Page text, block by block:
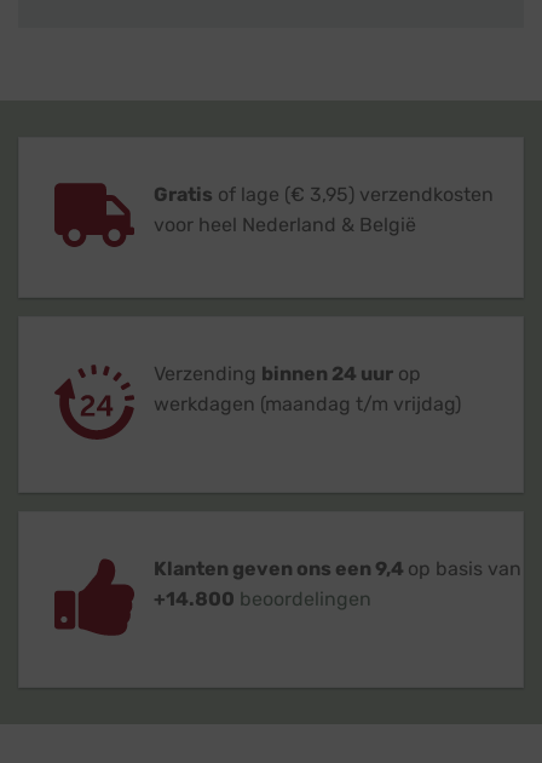
Gratis of lage (€ 3,95) verzendkosten
voor heel Nederland & België
Verzending binnen 24 uur op
werkdagen (maandag t/m vrijdag)
Klanten geven ons een 9,4 op basis van
+14.800 beoordelingen